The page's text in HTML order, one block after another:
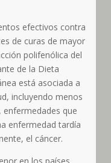
efectivos contra
de curas de mayor
polifenólica del
de la Dieta
está asociada a
incluyendo menos
enfermedades que
enfermedad tardía
el cáncer.